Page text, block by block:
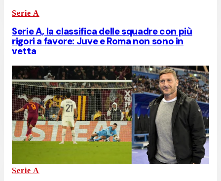
Serie A
Serie A, la classifica delle squadre con più
rigori a favore: Juve e Roma non sono in
vetta
Serie A